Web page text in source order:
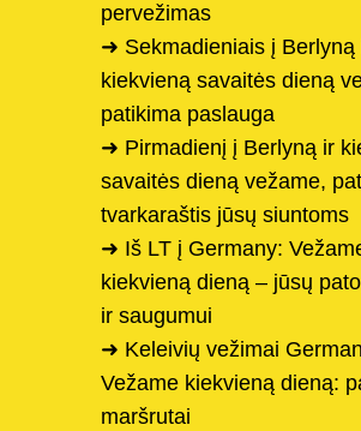
pervežimas
➜ Sekmadieniais į Berlyną
kiekvieną savaitės dieną
patikima paslauga
➜ Pirmadienį į Berlyną ir
savaitės dieną vežame,
tvarkaraštis jūsų siuntoms
➜ Iš LT į Germany:
kiekvieną dieną – jūsų
ir saugumui
➜ Keleivių vežimai
Vežame kiekvieną dieną:
maršrutai